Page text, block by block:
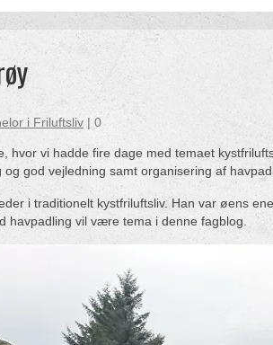
i Friluftsliv | 0
vi hadde fire dage med temaet
god vejledning samt organisering af
i traditionelt kystfriluftsliv. Han var øens
vil være tema i denne fagblog.